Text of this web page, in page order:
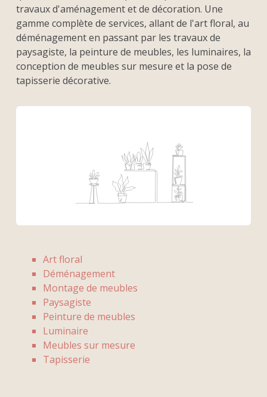
travaux d'aménagement et de décoration. Une
gamme complète de services, allant de l'art floral, au
déménagement en passant par les travaux de
paysagiste, la peinture de meubles, les luminaires, la
conception de meubles sur mesure et la pose de
tapisserie décorative.
Art floral
Déménagement
Montage de meubles
Paysagiste
Peinture de meubles
Luminaire
Meubles sur mesure
Tapisserie